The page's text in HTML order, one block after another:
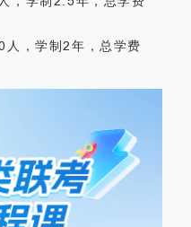
，学制2年，总学费